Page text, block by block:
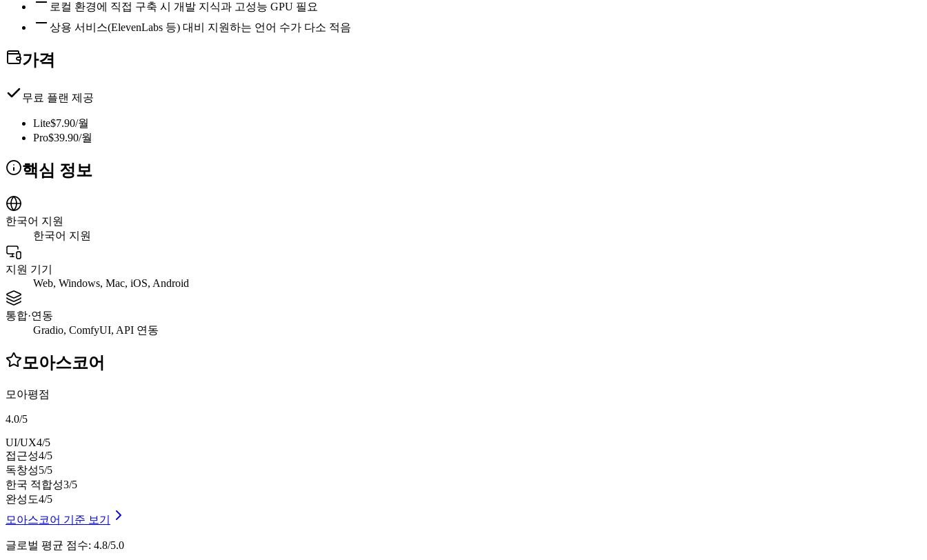
로컬 환경에 직접 구축 시 개발 지식과 고성능 GPU 필요
상용 서비스(ElevenLabs 등) 대비 지원하는 언어 수가 다소 적음
가격
무료 플랜 제공
Lite$7.90/월
Pro$39.90/월
핵심 정보
한국어 지원
한국어 지원
지원 기기
Web, Windows, Mac, iOS, Android
통합·연동
Gradio, ComfyUI, API 연동
모아스코어
모아평점
4.0/5
UI/UX4/5
접근성4/5
독창성5/5
한국 적합성3/5
완성도4/5
모아스코어 기준 보기
글로벌 평균 점수: 4.8/5.0